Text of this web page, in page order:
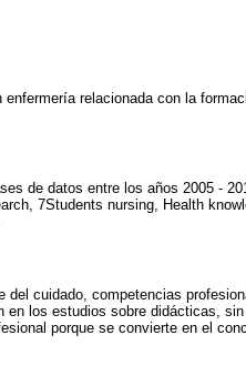
relacionada con la
de datos entre los años 2005 -
7Students nursing, Health
cuidado, competencias
los estudios sobre didácticas,
porque se convierte en el